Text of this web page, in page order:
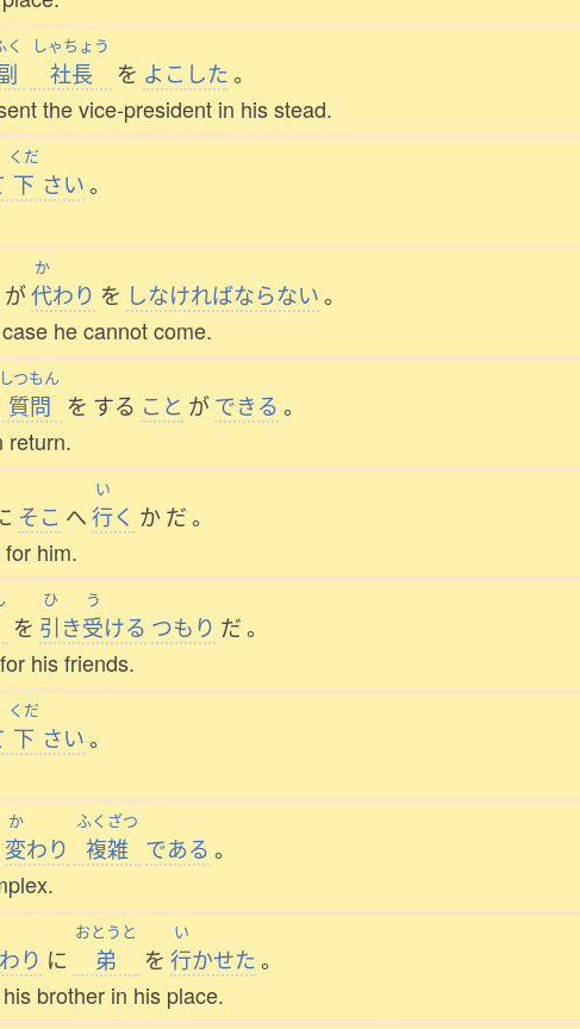
く しゃちょう
社長 を よこした。
the vice-president in his stead.
くだ
下 さい。
が
か
代わり を しなければならない。
he cannot come.
しつもん
質問 を する こと ができる 。
return.
そこ へ
い
行く か だ。
him.
を
ひ
引き
う
受ける つもり だ。
his friends.
くだ
下 さい。
か
変わり
ふくざつ
複雑 である 。
わり に
おとうと
弟 を
い
行かせた。
brother in his place.